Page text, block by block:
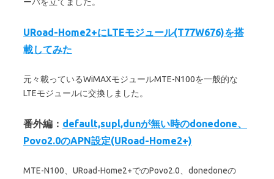
URoad-Home2+にLTEモジュール(T77W676)を搭
載してみた
元々載っているWiMAXモジュールMTE-N100を一般的な
LTEモジュールに交換しました。
番外編： default,supl,dunが無い時のdonedone、
Povo2.0のAPN設定(URoad-Home2+)
MTE-N100、URoad-Home2+でのPovo2.0、donedoneの